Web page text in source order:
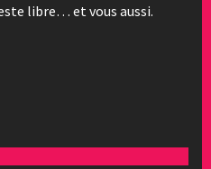
libre… et vous aussi.